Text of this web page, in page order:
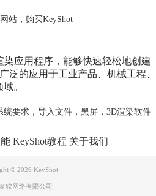
站， 购买KeyShot
染应用程序，能够快速轻松地创建
泛的应用于工业产品、机械工程、
。
统要求， 导入文件， 黑屏， 3D渲染软件
KeyShot教程 关于我们
© 2026 KeyShot
软网络有限公司